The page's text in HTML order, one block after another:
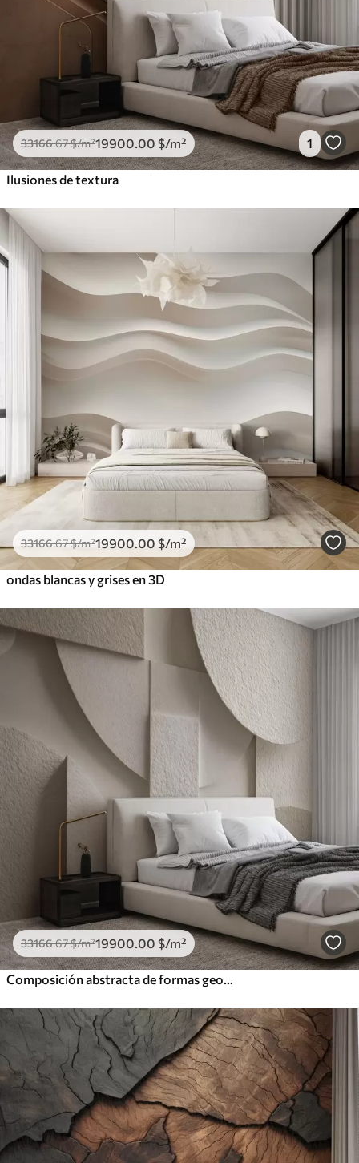
33166.67$/m²19900 .00 $/m² 1
Ilusiones de textura
33166.67$/m²19900 .00 $/m²
ondas blancas y grises en 3D
33166.67$/m²19900 .00 $/m²